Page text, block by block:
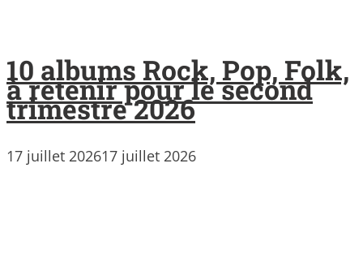
10 albums Rock, Pop, Folk,
à retenir pour le second
trimestre 2026
17 juillet 202617 juillet 2026